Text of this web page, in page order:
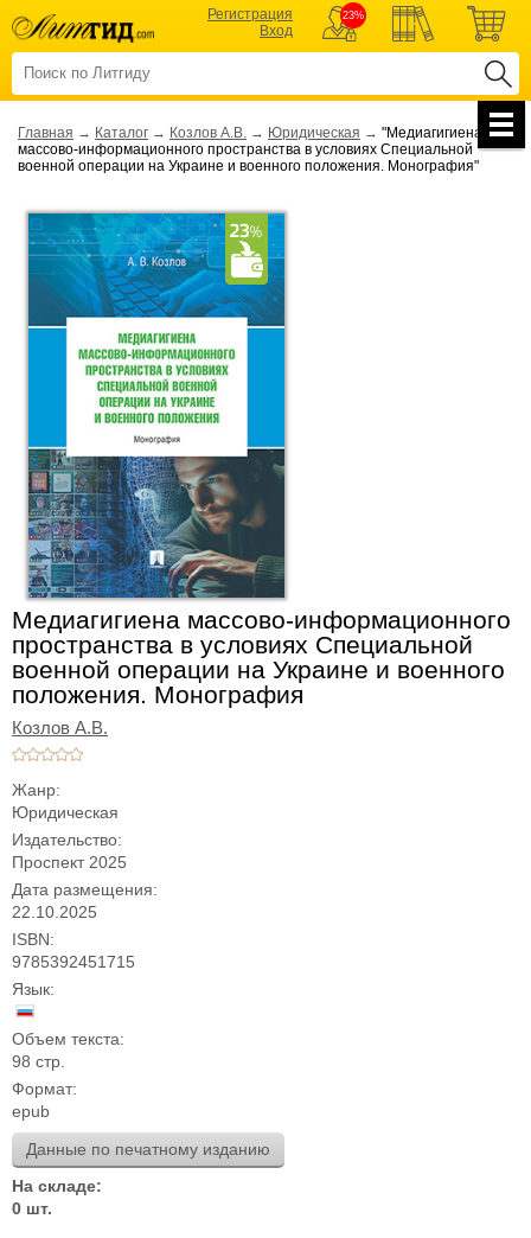
Регистрация
Вход
23%
Главная → Каталог → Козлов А.В. → Юридическая → "Медиагигиена
массово-информационного пространства в условиях Cпециальной
военной операции на Украине и военного положения. Монография"
Медиагигиена массово-информационного
пространства в условиях Cпециальной
военной операции на Украине и военного
положения. Монография
Козлов А.В.
Жанр:
Юридическая
Издательство:
Проспект 2025
Дата размещения:
22.10.2025
ISBN:
9785392451715
Язык:
Объем текста:
98 стр.
Формат:
epub
Данные по печатному изданию
На складе:
0 шт.